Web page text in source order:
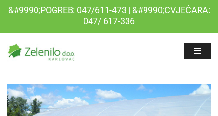
&#9990;POGREB: 047/611-473 | &#9990;CVJEĆARA:
047/ 617-336